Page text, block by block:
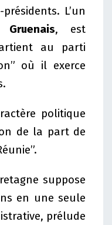
L’un
Gruenais, est
au parti
où il exerce
politique
de la part de
suppose
en une seule
prélude